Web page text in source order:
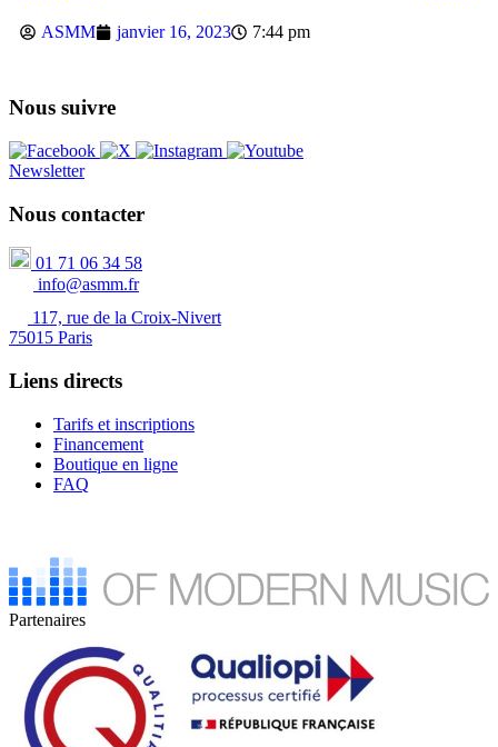
ASMM janvier 16, 2023 7:44 pm
Nous suivre
Newsletter
Nous contacter
01 71 06 34 58
info@asmm.fr
117, rue de la Croix-Nivert
75015 Paris
Liens directs
Tarifs et inscriptions
Financement
Boutique en ligne
FAQ
Partenaires